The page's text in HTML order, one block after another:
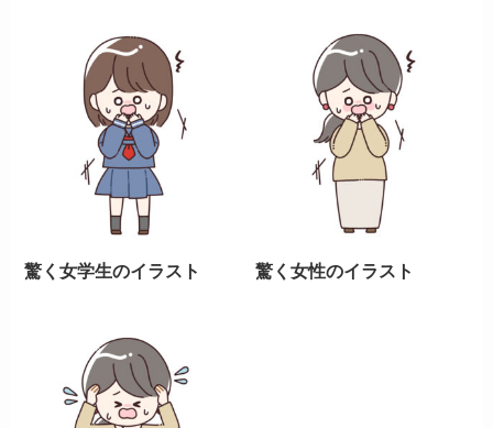
驚く女学生のイラスト 驚く女性のイラスト